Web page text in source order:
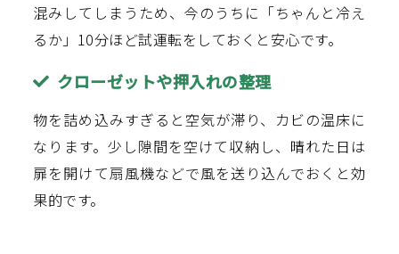
混みしてしまうため、今のうちに「ちゃんと冷え
るか」10分ほど試運転をしておくと安心です。
クローゼットや押入れの整理
物を詰め込みすぎると空気が滞り、カビの温床に
なります。少し隙間を空けて収納し、晴れた日は
扉を開けて扇風機などで風を送り込んでおくと効
果的です。